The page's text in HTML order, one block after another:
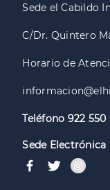
Sede el Cabildo
C/Dr. Quintero
Horario de
Teléfono 922 550
Sede Electrónica